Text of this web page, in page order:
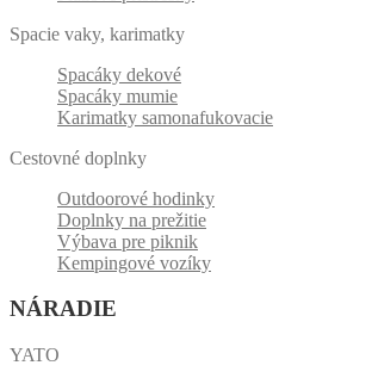
Spacie vaky, karimatky
Spacáky dekové
Spacáky mumie
Karimatky samonafukovacie
Cestovné doplnky
Outdoorové hodinky
Doplnky na prežitie
Výbava pre piknik
Kempingové vozíky
NÁRADIE
YATO